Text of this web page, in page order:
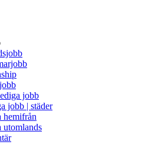
jobb
jobb | städer
hemifrån
utomlands